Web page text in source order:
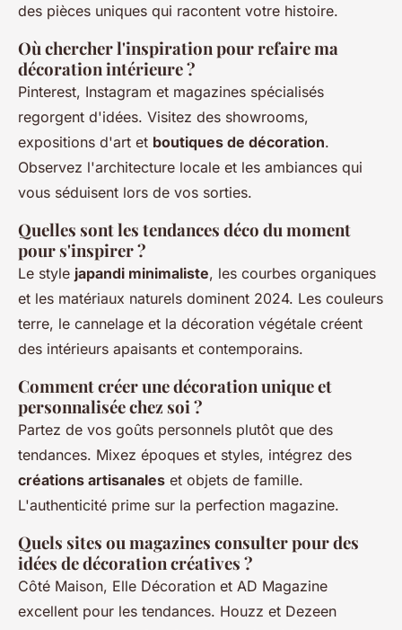
des pièces uniques qui racontent votre histoire.
Où chercher l'inspiration pour refaire ma
décoration intérieure ?
Pinterest, Instagram et magazines spécialisés
regorgent d'idées. Visitez des showrooms,
expositions d'art et boutiques de décoration.
Observez l'architecture locale et les ambiances qui
vous séduisent lors de vos sorties.
Quelles sont les tendances déco du moment
pour s'inspirer ?
Le style japandi minimaliste, les courbes organiques
et les matériaux naturels dominent 2024. Les couleurs
terre, le cannelage et la décoration végétale créent
des intérieurs apaisants et contemporains.
Comment créer une décoration unique et
personnalisée chez soi ?
Partez de vos goûts personnels plutôt que des
tendances. Mixez époques et styles, intégrez des
créations artisanales et objets de famille.
L'authenticité prime sur la perfection magazine.
Quels sites ou magazines consulter pour des
idées de décoration créatives ?
Côté Maison, Elle Décoration et AD Magazine
excellent pour les tendances. Houzz et Dezeen